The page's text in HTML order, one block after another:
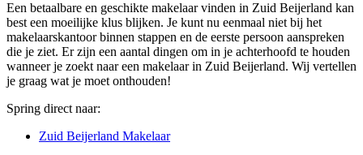
Een betaalbare en geschikte makelaar vinden in Zuid Beijerland kan
best een moeilijke klus blijken. Je kunt nu eenmaal niet bij het
makelaarskantoor binnen stappen en de eerste persoon aanspreken
die je ziet. Er zijn een aantal dingen om in je achterhoofd te houden
wanneer je zoekt naar een makelaar in Zuid Beijerland. Wij vertellen
je graag wat je moet onthouden!
Spring direct naar:
Zuid Beijerland Makelaar